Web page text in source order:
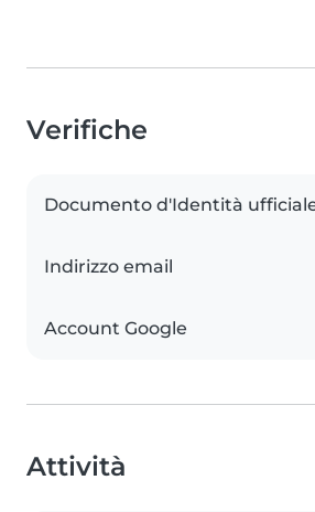
Verifiche
Documento d'Identità
Indirizzo email
Account Google
Attività